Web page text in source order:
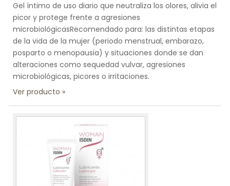
Gel íntimo de uso diario que neutraliza los olores, alivia el
picor y protege frente a agresiones
microbiológicasRecomendado para: las distintas etapas
de la vida de la mujer (periodo menstrual, embarazo,
posparto o menopausia) y situaciones donde se dan
alteraciones como sequedad vulvar, agresiones
microbiológicas, picores o irritaciones.
Ver producto